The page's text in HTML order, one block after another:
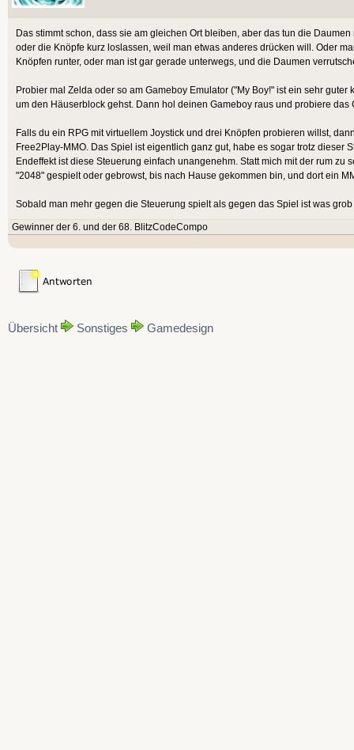
Das stimmt schon, dass sie am gleichen Ort bleiben, aber das tun die
oder die Knöpfe kurz loslassen, weil man etwas anderes drücken will. Oder
Knöpfen runter, oder man ist gar gerade unterwegs, und die Daumen
Probier mal Zelda oder so am Gameboy Emulator ("My Boy!" ist ein sehr
um den Häuserblock gehst. Dann hol deinen Gameboy raus und probiere das
Falls du ein RPG mit virtuellem Joystick und drei Knöpfen probieren willst,
Free2Play-MMO. Das Spiel ist eigentlich ganz gut, habe es sogar trotz dieser
Endeffekt ist diese Steuerung einfach unangenehm. Statt mich mit der rum zu
"2048" gespielt oder gebrowst, bis nach Hause gekommen bin, und dort ein
Sobald man mehr gegen die Steuerung spielt als gegen das Spiel ist was grob
Gewinner der 6. und der 68. BlitzCodeCompo
Übersicht Sonstiges Gamedesign